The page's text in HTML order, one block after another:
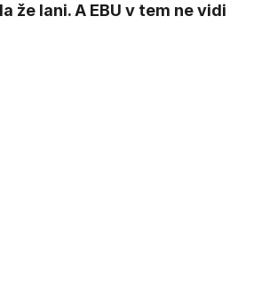
že lani. A EBU v tem ne vidi